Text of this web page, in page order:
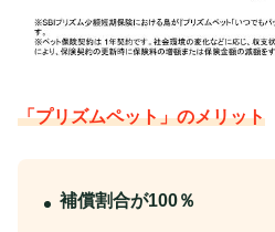
「プリズムペット」のメリット
補償割合が100％